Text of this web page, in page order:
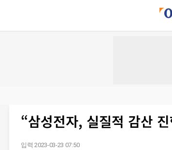
“삼성전자, 실질적 감산
입력 2023-03-23 07:50